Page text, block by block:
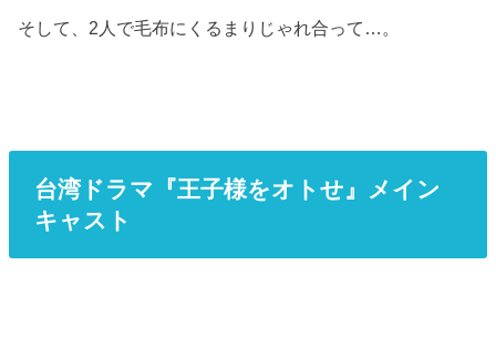
そして、2人で毛布にくるまりじゃれ合って…。
台湾ドラマ『王子様をオトせ』メイン
キャスト